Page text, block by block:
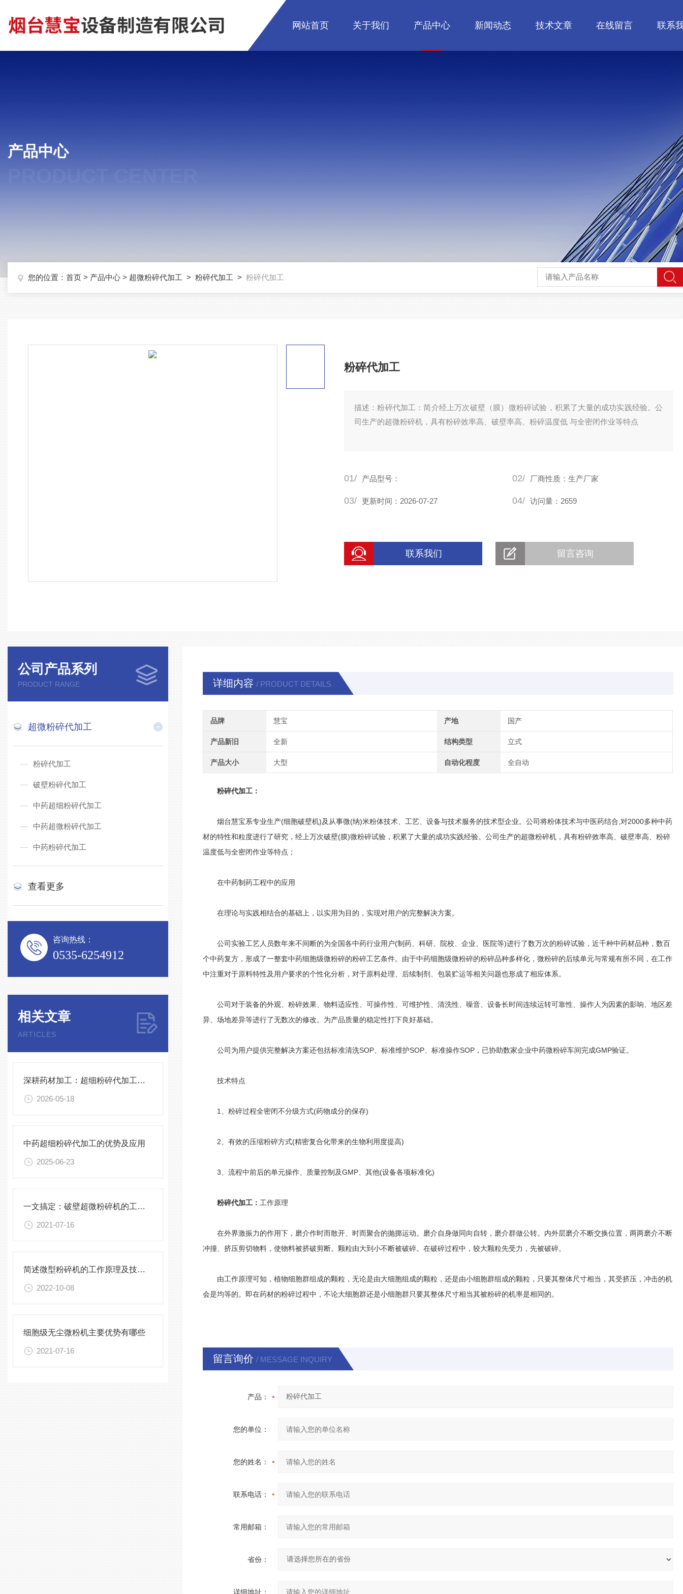
网站首页 关于我们 产品中心 新闻动态 技术文章 在线留言 联系
产品中心
您的位置： 首页 > 产品中心 > 超微粉碎代加工 > 粉碎代加工 > 粉碎代加工
粉碎代加工
描述：粉碎代加工：简介经上万次破壁（膜）微粉碎试验，积累了大量的成功实践经验。公
司生产的超微粉碎机，具有粉碎效率高、破壁率高、粉碎温度低 与全密闭作业等特点
01/ 产品型号： 02/ 厂商性质：生产厂家
03/ 更新时间：2026-07-27 04/ 访问量：2659
联系我们 留言咨询
公司产品系列
PRODUCT RANGE
超微粉碎代加工
粉碎代加工
破壁粉碎代加工
中药超细粉碎代加工
中药超微粉碎代加工
中药粉碎代加工
查看更多
咨询热线：
0535-6254912
相关文章
ARTICLES
深耕药材加工：超细粉碎代加工的优势解析
2026-05-18
中药超细粉碎代加工的优势及应用
2025-06-23
一文搞定：破壁超微粉碎机的工作原理及特点
2021-07-16
简述微型粉碎机的工作原理及技术特点是什么？
2022-10-08
细胞级无尘微粉机主要优势有哪些
2021-07-16
详细内容 / PRODUCT DETAILS
品牌 慧宝 产地 国产
产品新旧 全新 结构类型 立式
产品大小 大型 自动化程度 全自动
粉碎代加工：
烟台慧宝系专业生产(细胞破壁机)及从事微(纳)米粉体技术、工艺、设备与技术服务的技术型企业。公司将粉体技术与中医药结合,对2000多种中药
材的特性和粒度进行了研究，经上万次破壁(膜)微粉碎试验，积累了大量的成功实践经验。公司生产的超微粉碎机，具有粉碎效率高、破壁率高、粉碎
温度低与全密闭作业等特点；
在中药制药工程中的应用
在理论与实践相结合的基础上，以实用为目的，实现对用户的完整解决方案。
公司实验工艺人员数年来不间断的为全国各中药行业用户(制药、科研、院校、企业、医院等)进行了数万次的粉碎试验，近千种中药材品种，数百
个中药复方，形成了一整套中药细胞级微粉碎的粉碎工艺条件。由于中药细胞级微粉碎的粉碎品种多样化，微粉碎的后续单元与常规有所不同，在工作
中注重对于原料特性及用户要求的个性化分析，对于原料处理、后续制剂、包装贮运等相关问题也形成了相应体系。
公司对于装备的外观、粉碎效果、物料适应性、可操作性、可维护性、清洗性、噪音、设备长时间连续运转可靠性、操作人为因素的影响、地区差
异、场地差异等进行了无数次的修改。为产品质量的稳定性打下良好基础。
公司为用户提供完整解决方案还包括标准清洗SOP、标准维护SOP、标准操作SOP，已协助数家企业中药微粉碎车间完成GMP验证。
技术特点
1、粉碎过程全密闭不分级方式(药物成分的保存)
2、有效的压缩粉碎方式(精密复合化带来的生物利用度提高)
3、流程中前后的单元操作、质量控制及GMP、其他(设备各项标准化)
粉碎代加工： 工作原理
在外界激振力的作用下，磨介作时而散开、时而聚合的抛掷运动。磨介自身做同向自转，磨介群做公转。内外层磨介不断交换位置，两两磨介不断
冲撞、挤压剪切物料，使物料被挤破剪断。颗粒由大到小不断被破碎。在破碎过程中，较大颗粒先受力，先被破碎。
由工作原理可知，植物细胞群组成的颗粒，无论是由大细胞组成的颗粒，还是由小细胞群组成的颗粒，只要其整体尺寸相当，其受挤压，冲击的机
会是均等的。即在药材的粉碎过程中，不论大细胞群还是小细胞群只要其整体尺寸相当其被粉碎的机率是相同的。
留言询价 / MESSAGE INQUIRY
产品：
您的单位：
您的姓名：
联系电话：
常用邮箱：
省份：
详细地址：